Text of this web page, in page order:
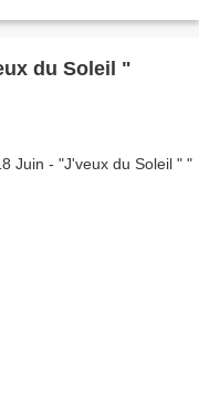
18 Juin - "J'veux du Soleil "